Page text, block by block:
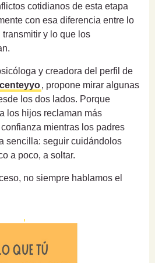
cotidianos de esta etapa
con esa diferencia entre lo
y lo que los
y creadora del perfil de
, propone mirar algunas
los dos lados. Porque
los hijos reclaman más
mientras los padres
sencilla: seguir cuidándolos
a poco, a soltar.
no siempre hablamos el